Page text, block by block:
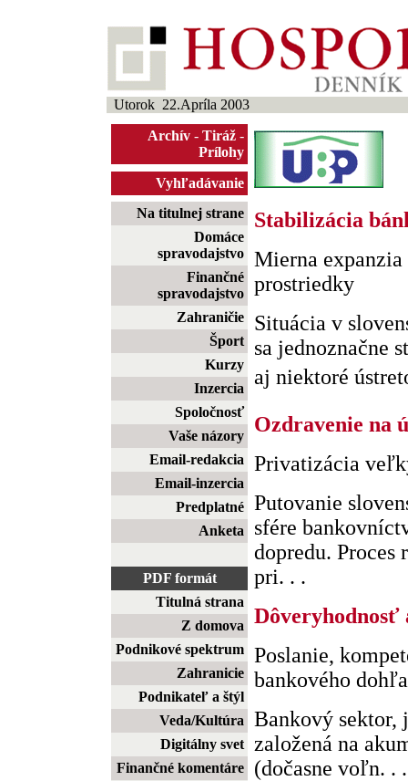
Utorok 22.Apríla 2003
Archív - Tiráž -
Prílohy
Vyhľadávanie
Na titulnej strane
Domáce
spravodajstvo
Finančné
spravodajstvo
Zahraničie
Šport
Kurzy
Inzercia
Spoločnosť
Vaše názory
Email-redakcia
Email-inzercia
Predplatné
Anketa
PDF formát
Titulná strana
Z domova
Podnikové spektrum
Zahranicie
Podnikateľ a štýl
Veda/Kultúra
Digitálny svet
Finančné komentáre
Stabilizácia
Mierna
prostriedky
Situácia v
sa jednoznačne
aj niektoré
Ozdravenie na
Privatizácia
Putovanie
sfére
dopredu. Proces
pri. . .
Dôveryhodnosť
Poslanie,
bankového
Bankový sektor,
založená na
(dočasne voľn. . .